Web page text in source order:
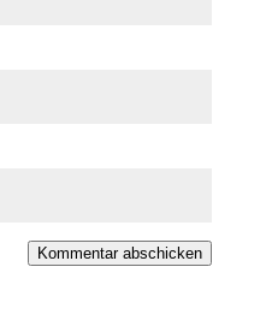
Kommentar abschicken